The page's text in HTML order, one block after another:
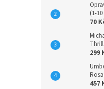
(1-10
70
299
457